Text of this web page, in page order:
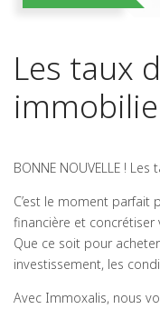
Les taux
BONNE NOUVELLE !
C’est le moment
financière et
Que ce soit pour
investissement, les
Avec Immoxalis, nous